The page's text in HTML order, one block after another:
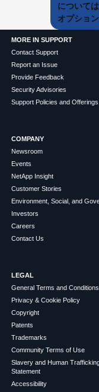
について
オプショ
MORE IN SUPPORT
Contact Support
Report an Issue
Provide Feedback
Security Advisories
Support Policies and Offerings
COMPANY
Newsroom
Events
NetApp Insight
Customer Stories
Environment, Social, and
Investors
Careers
Contact Us
LEGAL
General Terms and Conditions
Privacy & Cookie Policy
Copyright
Patents
Trademarks
Community Terms of Use
Slavery and Human
Statement
Accessibility